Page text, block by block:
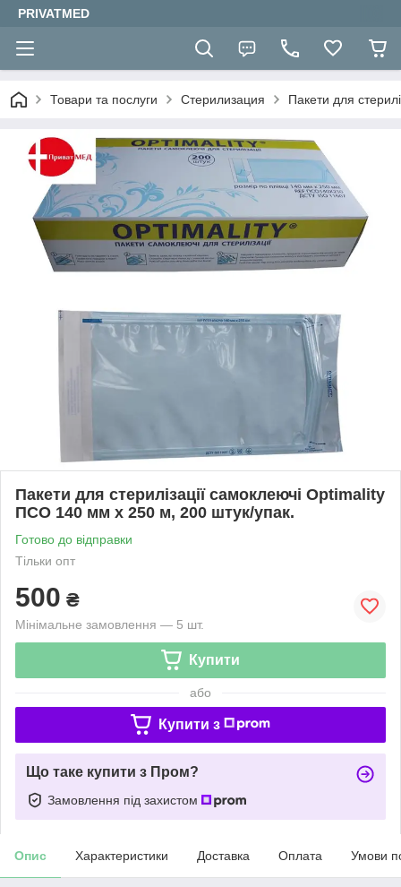
PRIVATMED
Товари та послуги Стерилизация Пакети для
Пакети для стерилізації самоклеючі Optimality
ПСО 140 мм х 250 м, 200 штук/упак.
Готово до відправки
Тільки опт
500 ₴
Мінімальне замовлення — 5 шт.
Купити
або
Купити з
Що таке купити з Пром?
Замовлення під захистом
Опис Характеристики Доставка Оплата Умови